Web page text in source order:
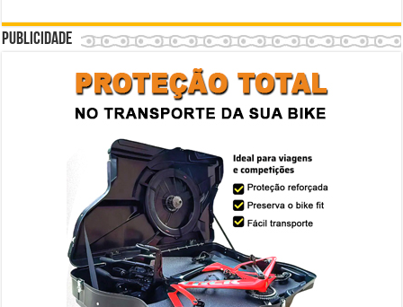
Publicidade